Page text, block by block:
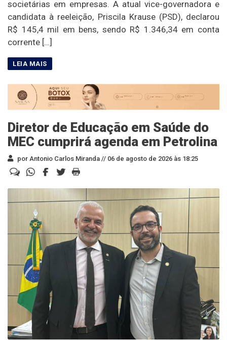
societárias em empresas. A atual vice-governadora e
candidata à reeleição, Priscila Krause (PSD), declarou
R$ 145,4 mil em bens, sendo R$ 1.346,34 em conta
corrente […]
Diretor de Educação em Saúde do
MEC cumprirá agenda em Petrolina
por Antonio Carlos Miranda // 06 de agosto de 2026 às 18:25